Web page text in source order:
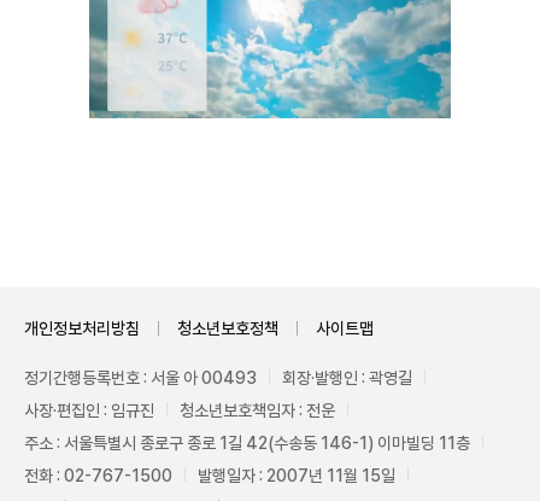
개인정보처리방침 청소년보호정책 사이트맵
정기간행등록번호 : 서울 아 00493
회장·발행인 : 곽영길
사장·편집인 : 임규진
청소년보호책임자 : 전운
주소 : 서울특별시 종로구 종로 1길 42(수송동 146-1) 이마빌딩 11층
전화 : 02-767-1500
발행일자 : 2007년 11월 15일